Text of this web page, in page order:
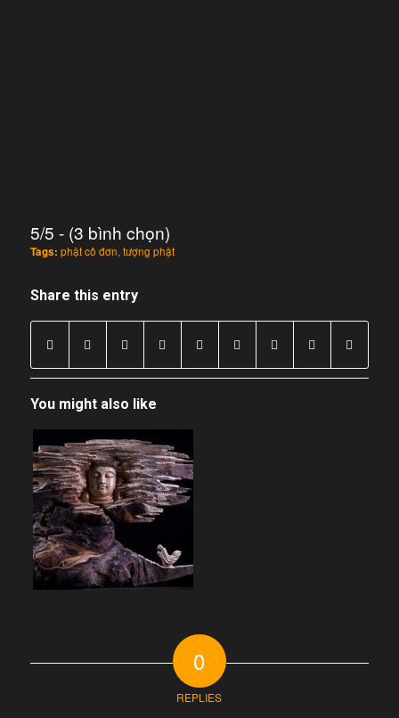
5/5 - (3 bình chọn)
Tags: phật cô đơn,tượng phật
Share this entry
You might also like
0
REPLIES